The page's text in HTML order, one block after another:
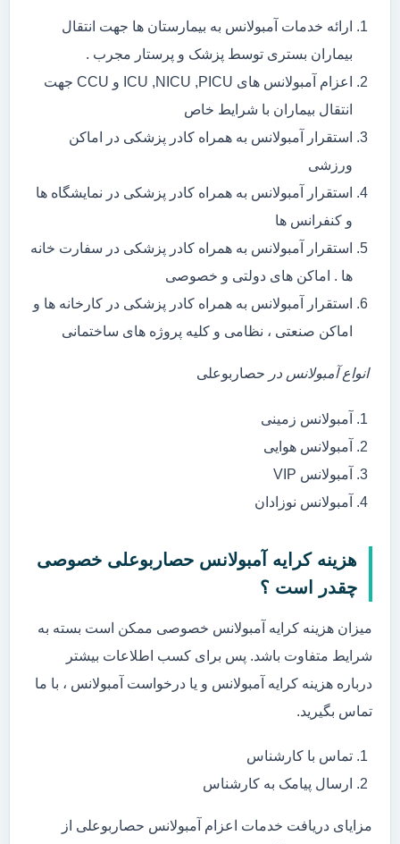
ارائه خدمات آمبولانس به بیمارستان ها جهت انتقال
بیماران بستری توسط پزشک و پرستار مجرب .
اعزام آمبولانس های ICU ,NICU ,PICU و CCU جهت
انتقال بیماران با شرایط خاص
استقرار آمبولانس به همراه کادر پزشکی در اماکن
ورزشی
استقرار آمبولانس به همراه کادر پزشکی در نمایشگاه ها
و کنفرانس ها
استقرار آمبولانس به همراه کادر پزشکی در سفارت خانه
ها . اماکن های دولتی و خصوصی
استقرار آمبولانس به همراه کادر پزشکی در کارخانه ها و
اماکن صنعتی ، نظامی و کلیه پروژه های ساختمانی
انواع آمبولانس در حصاربوعلی
آمبولانس زمینی
آمبولانس هوایی
آمبولانس VIP
آمبولانس نوزادان
هزینه کرایه آمبولانس حصاربوعلی خصوصی
چقدر است ؟
میزان هزینه کرایه آمبولانس خصوصی ممکن است بسته به
شرایط متفاوت باشد. پس برای کسب اطلاعات بیشتر
درباره هزینه کرایه آمبولانس و یا درخواست آمبولانس ، با ما
تماس بگیرید.
تماس با کارشناس
ارسال پیامک به کارشناس
مزایای دریافت خدمات اعزام آمبولانس حصاربوعلی از